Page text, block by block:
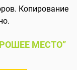
Копирование
МЕСТО”